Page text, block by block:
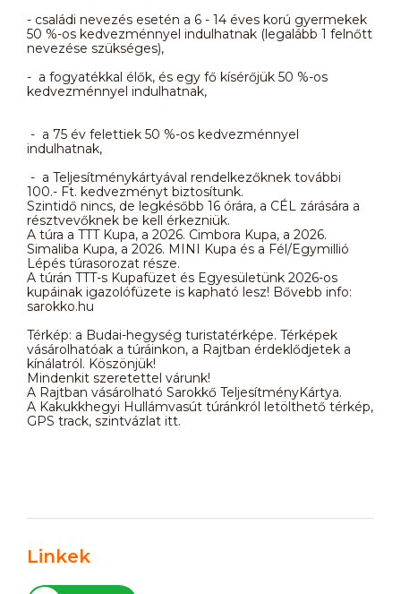
- családi nevezés esetén a 6 - 14 éves korú gyermekek
50 %-os kedvezménnyel indulhatnak (legalább 1 felnőtt
nevezése szükséges),
- a fogyatékkal élők, és egy fő kísérőjük 50 %-os
kedvezménnyel indulhatnak,
- a 75 év felettiek 50 %-os kedvezménnyel
indulhatnak,
- a Teljesítménykártyával rendelkezőknek további
100.- Ft. kedvezményt biztosítunk.
Szintidő nincs, de legkésőbb 16 órára, a CÉL zárására a
résztvevőknek be kell érkezniük.
A túra a TTT Kupa, a 2026. Cimbora Kupa, a 2026.
Simaliba Kupa, a 2026. MINI Kupa és a Fél/Egymillió
Lépés túrasorozat része.
A túrán TTT-s Kupafüzet és Egyesületünk 2026-os
kupáinak igazolófüzete is kapható lesz! Bővebb info:
sarokko.hu
Térkép: a Budai-hegység turistatérképe. Térképek
vásárolhatóak a túráinkon, a Rajtban érdeklődjetek a
kínálatról. Köszönjük!
Mindenkit szeretettel várunk!
A Rajtban vásárolható Sarokkő TeljesítményKártya.
A Kakukkhegyi Hullámvasút túránkról letölthető térkép,
GPS track, szintvázlat itt.
Linkek